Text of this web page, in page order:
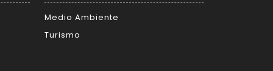
Medio Ambiente
Turismo